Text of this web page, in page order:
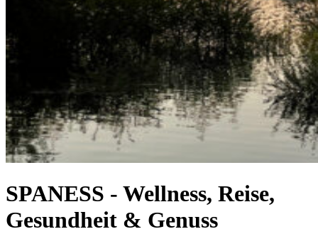
SPANESS - Wellness, Reise,
Gesundheit & Genuss